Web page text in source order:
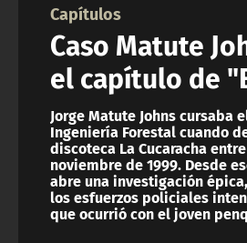
Capítulos
Caso Matute
el capítulo de
Jorge Matute Johns cursaba
Ingeniería Forestal cuando
discoteca La Cucaracha
noviembre de 1999. Desde
abre una investigación
los esfuerzos policiales
que ocurrió con el joven